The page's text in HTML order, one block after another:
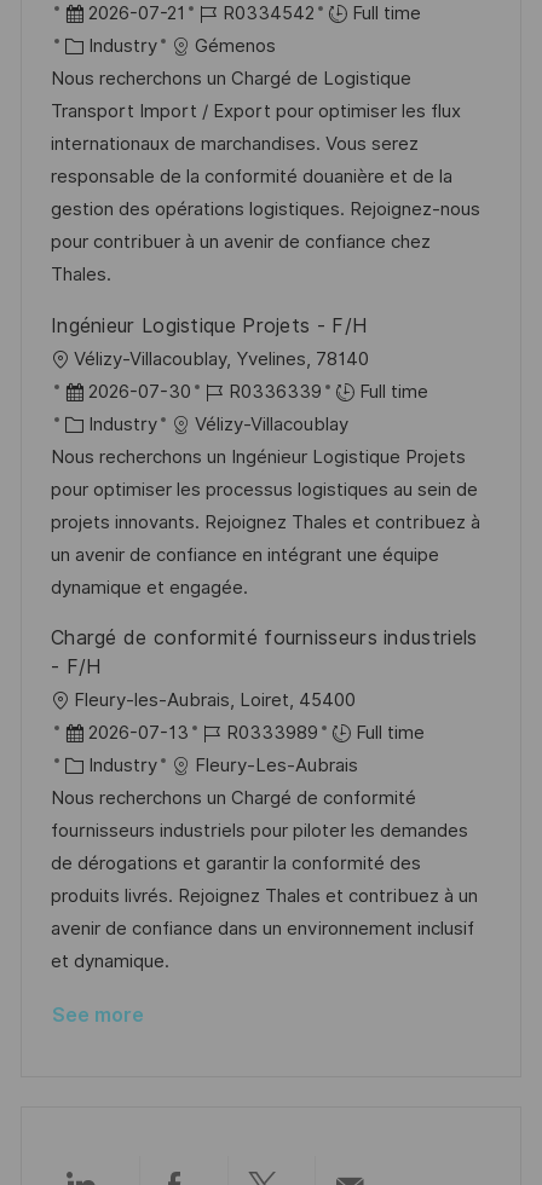
o
c
a
t
i
o
n
P
o
s
t
e
d
D
a
t
2026-07-21
J
o
b
d
R0334542
Full time
C
a
t
e
g
o
r
y
Industry
Gémenos
Nous recherchons un Chargé de Logistique
Transport Import / Export pour optimiser les flux
internationaux de marchandises. Vous serez
responsable de la conformité douanière et de la
gestion des opérations logistiques. Rejoignez-nous
pour contribuer à un avenir de confiance chez
Thales.
Ingénieur Logistique Projets - F/H
L
o
c
a
t
i
o
n
Vélizy-Villacoublay, Yvelines, 78140
P
o
s
t
e
d
D
t
2026-07-30
J
o
b
I
d
R0336339
Full time
C
a
t
e
g
o
y
Industry
Vélizy-Villacoublay
Nous recherchons un Ingénieur Logistique Projets
pour optimiser les processus logistiques au sein de
projets innovants. Rejoignez Thales et contribuez à
un avenir de confiance en intégrant une équipe
dynamique et engagée.
Chargé de conformité fournisseurs industriels
- F/H
L
o
c
a
t
i
o
n
Fleury-les-Aubrais, Loiret, 45400
P
o
s
t
e
d
D
a
e
2026-07-13
J
o
b
I
d
R0333989
Full time
C
a
t
e
g
o
r
Industry
Fleury-Les-Aubrais
Nous recherchons un Chargé de conformité
fournisseurs industriels pour piloter les demandes
de dérogations et garantir la conformité des
produits livrés. Rejoignez Thales et contribuez à un
avenir de confiance dans un environnement inclusif
et dynamique.
See more